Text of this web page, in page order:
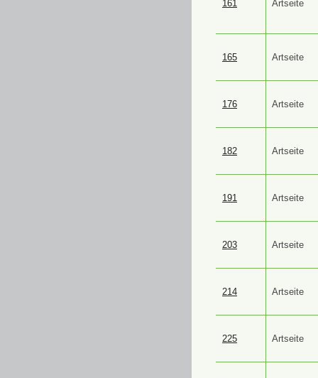
161 Artseite
165 Artseite
176 Artseite
182 Artseite
191 Artseite
203 Artseite
214 Artseite
225 Artseite